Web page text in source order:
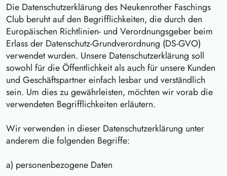
Die Datenschutzerklärung des Neukenrother Faschings
Club beruht auf den Begrifflichkeiten, die durch den
Europäischen Richtlinien- und Verordnungsgeber beim
Erlass der Datenschutz-Grundverordnung (DS-GVO)
verwendet wurden. Unsere Datenschutzerklärung soll
sowohl für die Öffentlichkeit als auch für unsere Kunden
und Geschäftspartner einfach lesbar und verständlich
sein. Um dies zu gewährleisten, möchten wir vorab die
verwendeten Begrifflichkeiten erläutern.
Wir verwenden in dieser Datenschutzerklärung unter
anderem die folgenden Begriffe:
a) personenbezogene Daten